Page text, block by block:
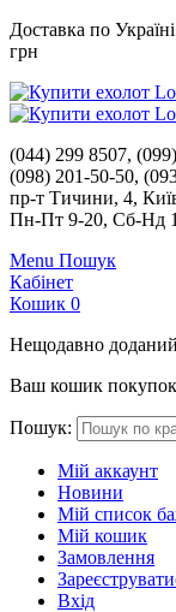
Доставка по
грн
(044) 299 8507,
(098) 201-50-50,
пр-т Тичини, 4,
Пн-Пт 9-20, Сб-Нд
Menu Пошук
Кабінет
Кошик 0
Нещодавно
Ваш кошик
Пошук:
Мій аккаунт
Новини
Мій список
Мій кошик
Замовлення
Вхід